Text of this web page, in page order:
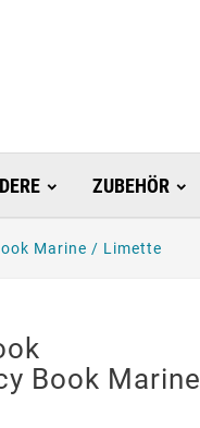
ZUBEHÖR
Marine / Limette
Book Marine